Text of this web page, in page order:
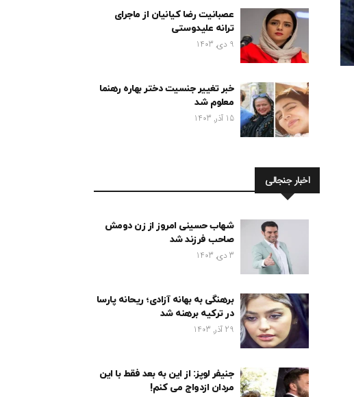
عصبانیت رضا کیانیان از ماجرای
ترانه علیدوستی
9 دی, 1403
خبر تغییر جنسیت دختر بهاره رهنما
معلوم شد
15 آذر, 1403
اخبار جنجالی
شهاب حسینی امروز از زن دومش
صاحب فرزند شد
3 دی, 1403
برهنگی به بهانه آزادی؛ ریحانه پارسا
در ترکیه برهنه شد
29 آذر, 1403
جنیفر لوپز: از این به بعد فقط با این
مردان ازدواج می کنم!